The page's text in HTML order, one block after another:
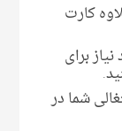
کارت
برای
شما در